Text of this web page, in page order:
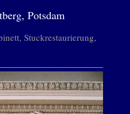
Potsdam
Stuckrestaurierung,